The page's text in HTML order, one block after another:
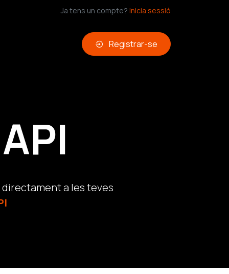
Ja tens un compte? Inicia sessió
Registrar-se
a les teves